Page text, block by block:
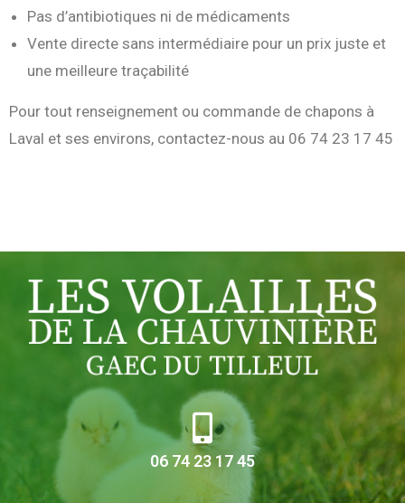
Pas d’antibiotiques ni de médicaments
Vente directe sans intermédiaire pour un prix juste et
une meilleure traçabilité
Pour tout renseignement ou commande de chapons à
Laval et ses environs, contactez-nous au 06 74 23 17 45
06 74 23 17 45